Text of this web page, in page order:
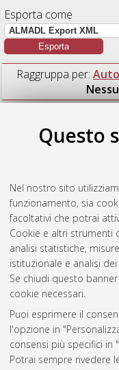
Questo
Nel nostro sito
funzionamento, sia
facoltativi che potrai
Cookie e altri strumenti
analisi statistiche,
istituzionale e analisi
Se chiudi questo
cookie necessari.
Puoi esprimere il
l'opzione in
consensi più specifici
Potrai sempre rivedere
Esporta come
Raggruppa per:
Mekonnen, Yitagele
microbiome tailored
sustainability of the
Alma Mater
ricerca inScienze
Questa lista e'
Atom
Rss 1.0
Rss 2.0